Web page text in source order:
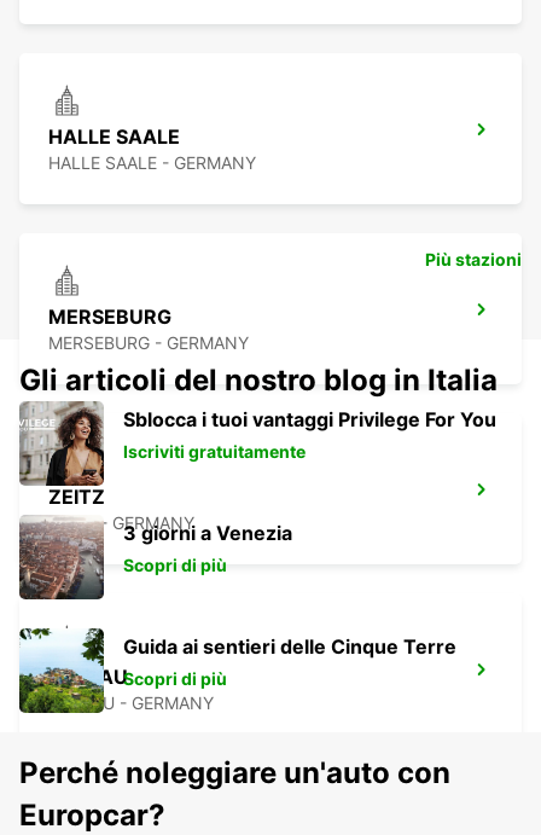
HALLE SAALE
HALLE SAALE - GERMANY
MERSEBURG
MERSEBURG - GERMANY
ZEITZ
ZEITZ - GERMANY
DESSAU
DESSAU - GERMANY
Più stazioni
Gli articoli del nostro blog in Italia
Sblocca i tuoi vantaggi Privilege For You
Iscriviti gratuitamente
3 giorni a Venezia
Scopri di più
Guida ai sentieri delle Cinque Terre
Scopri di più
Perché noleggiare un'auto con
Europcar?